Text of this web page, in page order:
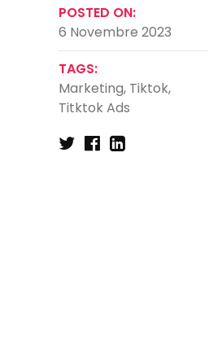
POSTED ON:
6 Novembre 2023
TAGS:
Marketing, Tiktok,
Titktok Ads